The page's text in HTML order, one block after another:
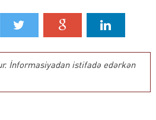
İnformasiyadan istifadə edərkən